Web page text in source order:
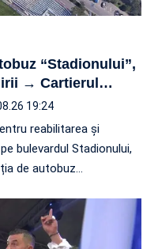
“Stadionului”,
→ Cartierul…
19:24
reabilitarea și
bulevardul Stadionului,
de autobuz…